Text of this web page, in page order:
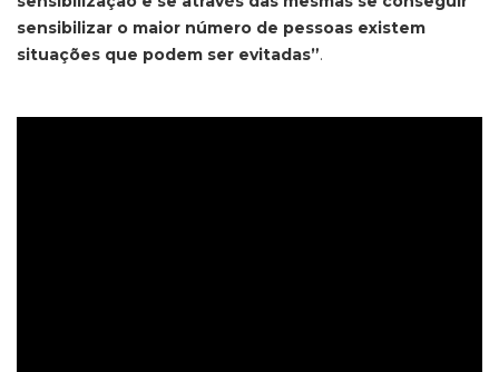
sensibilizar o maior número de pessoas existem
situações que podem ser evitadas”.